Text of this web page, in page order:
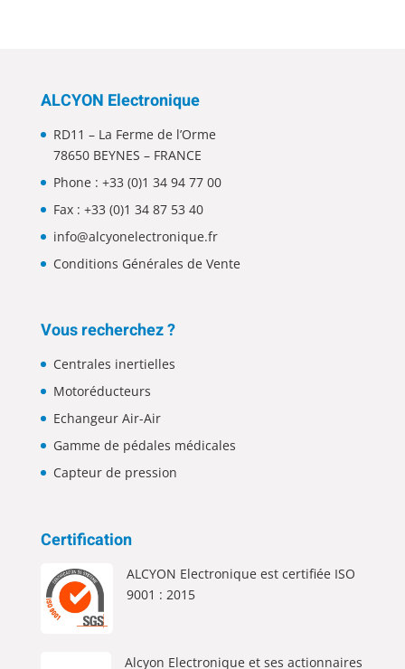
ALCYON Electronique
RD11 – La Ferme de l’Orme
78650 BEYNES – FRANCE
Phone : +33 (0)1 34 94 77 00
Fax : +33 (0)1 34 87 53 40
info@alcyonelectronique.fr
Conditions Générales de Vente
Vous recherchez ?
Centrales inertielles
Motoréducteurs
Echangeur Air-Air
Gamme de pédales médicales
Capteur de pression
Certification
ALCYON Electronique est certifiée ISO
9001 : 2015
Alcyon Electronique et ses actionnaires